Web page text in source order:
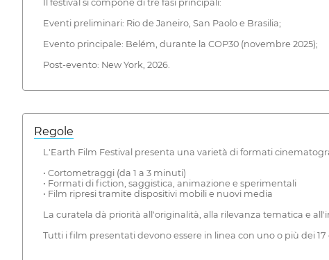
Il festival si compone di tre fasi principali:
Eventi preliminari: Rio de Janeiro, San Paolo e Brasilia;
Evento principale: Belém, durante la COP30 (novembre 2025);
Post-evento: New York, 2026.
Regole
L'Earth Film Festival presenta una varietà di formati
• Cortometraggi (da 1 a 3 minuti)
• Formati di fiction, saggistica, animazione e sperimentali
• Film ripresi tramite dispositivi mobili e nuovi media
La curatela dà priorità all'originalità, alla rilevanza tematica e
Tutti i film presentati devono essere in linea con uno o più dei